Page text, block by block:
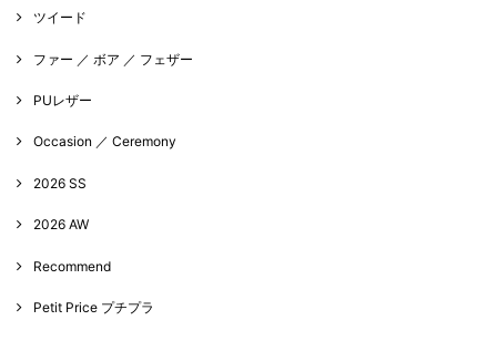
ツイード
ファー ／ ボア ／ フェザー
PUレザー
Occasion ／ Ceremony
2026 SS
2026 AW
Recommend
Petit Price プチプラ